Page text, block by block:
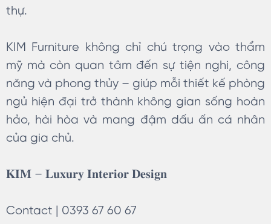
thự.
KIM Furniture không chỉ chú trọng vào thẩm
mỹ mà còn quan tâm đến sự tiện nghi, công
năng và phong thủy – giúp mỗi thiết kế phòng
ngủ hiện đại trở thành không gian sống hoàn
hảo, hài hòa và mang đậm dấu ấn cá nhân
của gia chủ.
𝐊𝐈𝐌 – 𝐋𝐮𝐱𝐮𝐫𝐲 𝐈𝐧𝐭𝐞𝐫𝐢𝐨𝐫 𝐃𝐞𝐬𝐢𝐠𝐧
Contact | 0393 67 60 67